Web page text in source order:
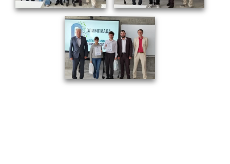
Технологии водородной энергетики
Цифровые продукты
Электротехника
Системы безопасности